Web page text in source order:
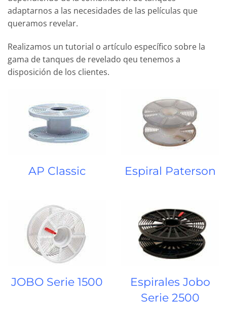
adaptarnos a las necesidades de las películas que
queramos revelar.
Realizamos un tutorial o artículo específico sobre la
gama de tanques de revelado qeu tenemos a
disposición de los clientes.
AP Classic Espiral Paterson
JOBO Serie 1500
Espirales Jobo
Serie 2500